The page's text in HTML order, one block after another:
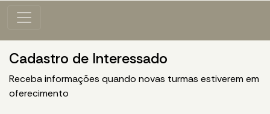
Cadastro de Interessado
Receba informações quando novas turmas estiverem em
oferecimento